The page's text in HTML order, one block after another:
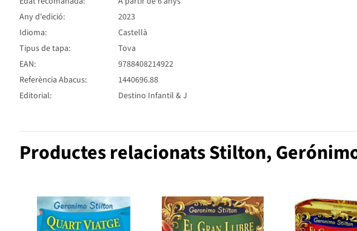
Any d'edició:
2023
Idioma:
Castellà
Tipus de tapa:
Tova
EAN:
9788408214922
Referència Abacus:
1440696.88
Editorial:
Destino Infantil & J
Productes relacionats Stilton,